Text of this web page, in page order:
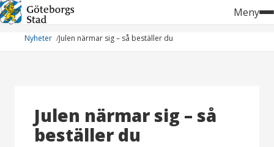
Hoppa
till
innehåll
Meny
Nyheter Julen närmar sig – så beställer du
Julen närmar sig – så
beställer du